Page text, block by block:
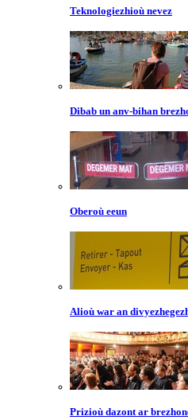
Teknologiezhioù nevez
Dibab un anv-bihan
Oberoù eeun
Alioù war an
Prizioù dazont ar